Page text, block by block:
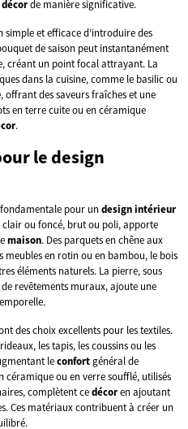
décorde manière significative.
simple et efficace d’introduire des
de saison peut instantanément
créant un point focal attrayant. La
dans la cuisine, comme le basilic ou
offrant des saveurs fraîches et une
en terre cuite ou en céramique
.
le design
pour undesign intérieur
clair ou foncé, brut ou poli, apporte
maison. Des parquets en chêne aux
meubles en rotin ou en bambou, le bois
éléments naturels. La pierre, sous
revêtements muraux, ajoute une
des choix excellents pour les textiles.
les tapis, les coussins ou les
leconfortgénéral de
céramique ou en verre soufflé, utilisés
complètent cedécoren ajoutant
Ces matériaux contribuent à créer un